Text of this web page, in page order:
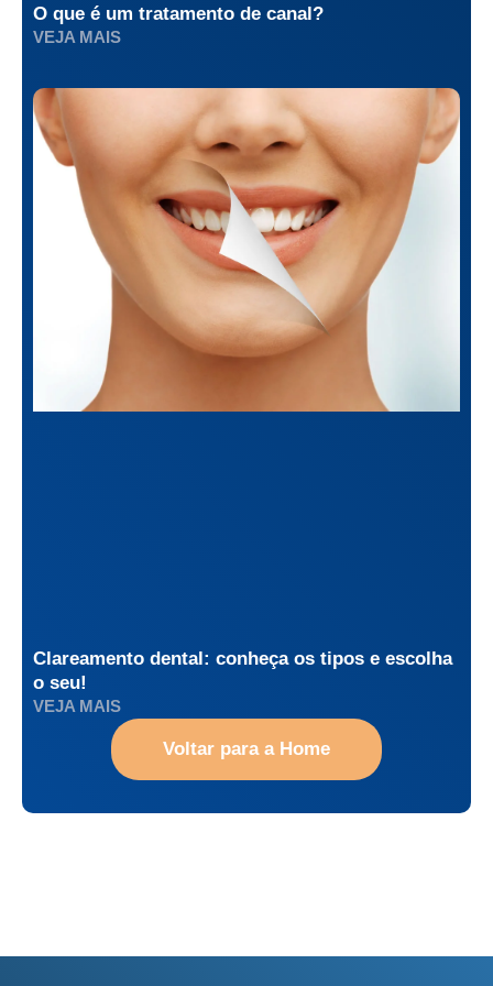
O que é um tratamento de canal?
VEJA MAIS
Clareamento dental: conheça os tipos e escolha
o seu!
VEJA MAIS
Voltar para a Home